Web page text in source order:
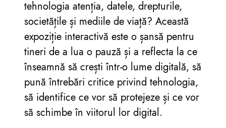
tehnologia atenția, datele, drepturile,
societățile și mediile de viață? Această
expoziție interactivă este o șansă pentru
tineri de a lua o pauză și a reflecta la ce
înseamnă să crești într-o lume digitală, să
pună întrebări critice privind tehnologia,
să identifice ce vor să protejeze și ce vor
să schimbe în viitorul lor digital.